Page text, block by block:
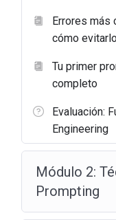
Errores más
cómo
Tu primer
completo
Evaluación:
Engineering
Módulo 2:
Prompting